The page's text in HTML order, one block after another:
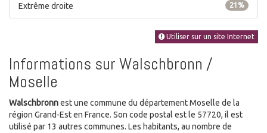
21%
Extrême droite
Utiliser sur un site Internet
Informations sur Walschbronn /
Moselle
Walschbronnest une commune du département Moselle de la
région Grand-Est en France. Son code postal est le 57720, il est
utilisé par 13 autres communes. Les habitants, au nombre de